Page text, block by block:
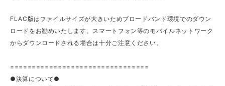
FLAC版はファイルサイズが大きいためブロードバンド環境でのダウン
ロードをお勧めいたします。スマートフォン等のモバイルネットワーク
からダウンロードされる場合は十分ご注意ください。
================================
●決算について●